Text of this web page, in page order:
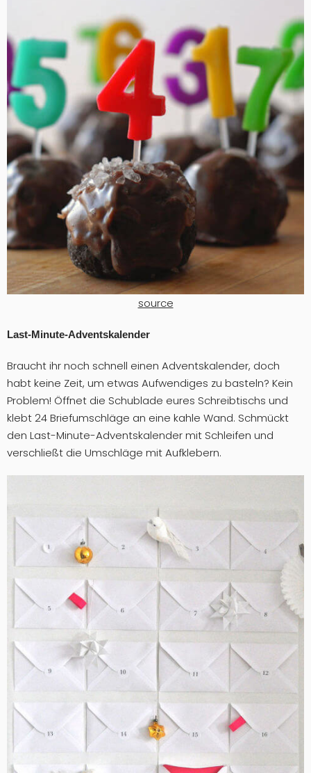
source
Last-Minute-Adventskalender
Braucht ihr noch schnell einen Adventskalender, doch
habt keine Zeit, um etwas Aufwendiges zu basteln? Kein
Problem! Öffnet die Schublade eures Schreibtischs und
klebt 24 Briefumschläge an eine kahle Wand. Schmückt
den Last-Minute-Adventskalender mit Schleifen und
verschließt die Umschläge mit Aufklebern.